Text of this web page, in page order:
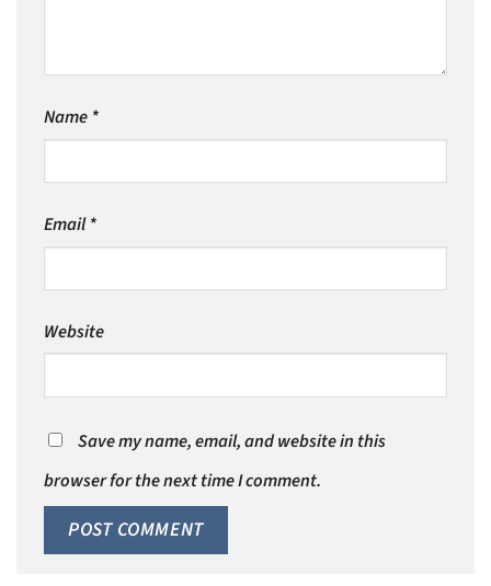
Name *
Email*
Website
Save my name, email, and website in this
browser for the next time I comment.